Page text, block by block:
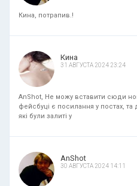
Кина, потрапив.!
Кина
31 АВГУСТА 2024 23:24
AnShot, Не можу вставити сюди
фейсбуці є посилання у постах,
які були залиті у
AnShot
30 АВГУСТА 2024 14:11